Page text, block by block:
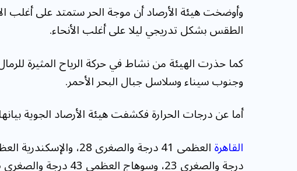
وأوضخت هيئة الأرصاد أن موجة الحر ستمتد على أغلب
الطقس بشكل تدريجي ليلا على أغلب الأنحاء.
كما حذرت الهيئة من نشاط في حركة الرياح المثيرة
وجنوب سيناء وسلاسل جبال البحر الأحمر.
أما عن درجات الحرارة فكشفت هيئة الأرصاد الجوية
القاهرة